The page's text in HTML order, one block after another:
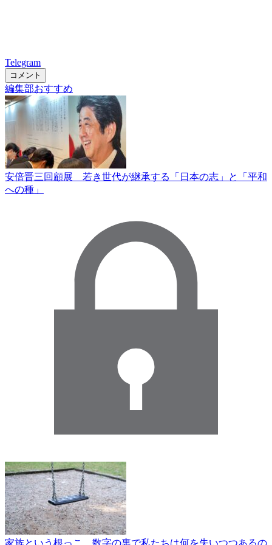
Telegram
コメント
編集部おすすめ
安倍晋三回顧展 若き世代が継承する「日本の志」と「平和
への種」